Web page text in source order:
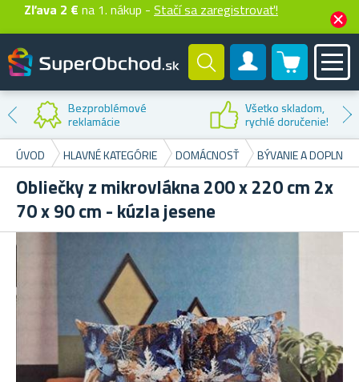
Zľava 2 € na 1. nákup - Stačí sa zaregistrovať!
Zákaznícky účet
0 produktů
Bezproblémové
reklamácie
Všetko skladom,
rychlé doručenie!
ÚVOD
HLAVNÉ KATEGÓRIE DOMÁCNOSŤ BÝVANIE A DOPLNKY
Obliečky z mikrovlákna 200 x 220 cm 2x
70 x 90 cm - kúzla jesene